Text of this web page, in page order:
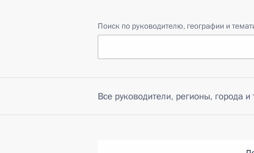
Поиск по руководителю, географии и
Все руководители, регионы, города